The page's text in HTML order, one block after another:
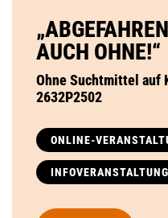
AUCH OHNE!“
Ohne Suchtmittel auf
2632P2502
ONLINE-
INFOVERANSTALTUNG